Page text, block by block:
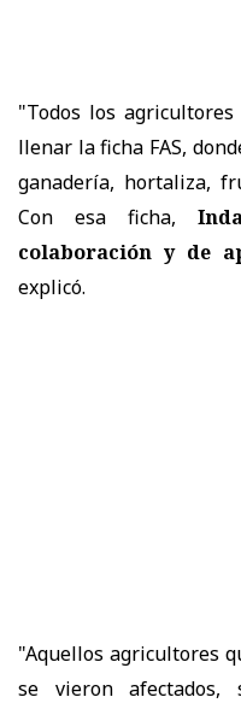
"Todos los
llenar la ficha FAS,
ganadería, hortaliza,
Con esa ficha,
colaboración y de
explicó.
"Aquellos agricultores
se vieron